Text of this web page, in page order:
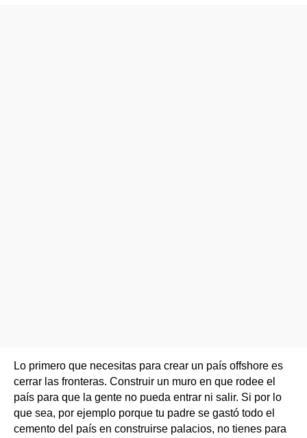
Lo primero que necesitas para crear un país offshore es
cerrar las fronteras. Construir un muro en que rodee el
país para que la gente no pueda entrar ni salir. Si por lo
que sea, por ejemplo porque tu padre se gastó todo el
cemento del país en construirse palacios, no tienes para